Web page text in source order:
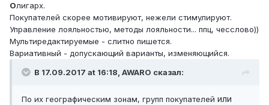
Олигарх.
Покупателей скорее мотивируют, нежели стимулируют.
Управление лояльностью, методы лояльности... ппц, чесслово))
Мультиредактируемые - слитно пишется.
Вариативный - допускающий варианты, изменяющийся.
В 17.09.2017 at 16:18, AWARO сказал:
По их географическим зонам, групп покупателей или